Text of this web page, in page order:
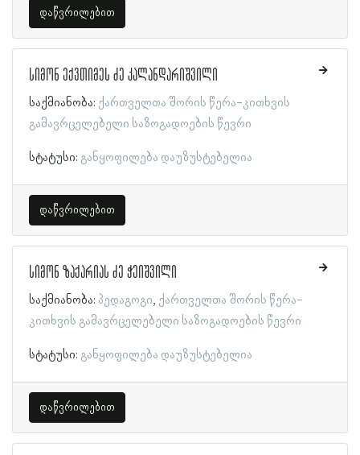
დაწვრილებით
სიმონ ექვთიმეს ძე კალანდარიშვილი
საქმიანობა: ქართველთა შორის წერა-კითხვის
გამავრცელებელი საზოგადოების წევრი
სტატუსი: განყოფილება დაუზუსტებელია
დაწვრილებით
სიმონ ზაქარიას ძე ჭეიშვილი
საქმიანობა: პედაგოგი ქართველთა შორის წერა-
კითხვის გამავრცელებელი საზოგადოების წევრი
სტატუსი: განყოფილება დაუზუსტებელია
დაწვრილებით